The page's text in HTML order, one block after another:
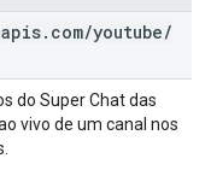
. com/youtube/
do Super Chat das
vivo de um canal nos